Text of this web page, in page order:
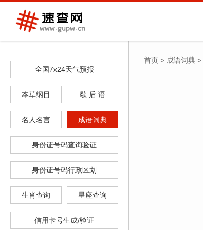
全国7x24天气预报
本草纲目 歇 后 语
名人名言 成语词典
身份证号码查询验证
身份证号码行政区划
生肖查询 星座查询
信用卡号生成/验证
首页 > 成语词典 >